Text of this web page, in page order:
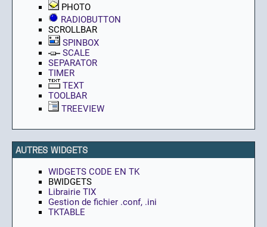
PHOTO
RADIOBUTTON
SCROLLBAR
SPINBOX
SCALE
SEPARATOR
TIMER
TEXT
TOOLBAR
TREEVIEW
AUTRES WIDGETS
WIDGETS CODE EN TK
BWIDGETS
Librairie TIX
Gestion de fichier .conf, .ini
TKTABLE